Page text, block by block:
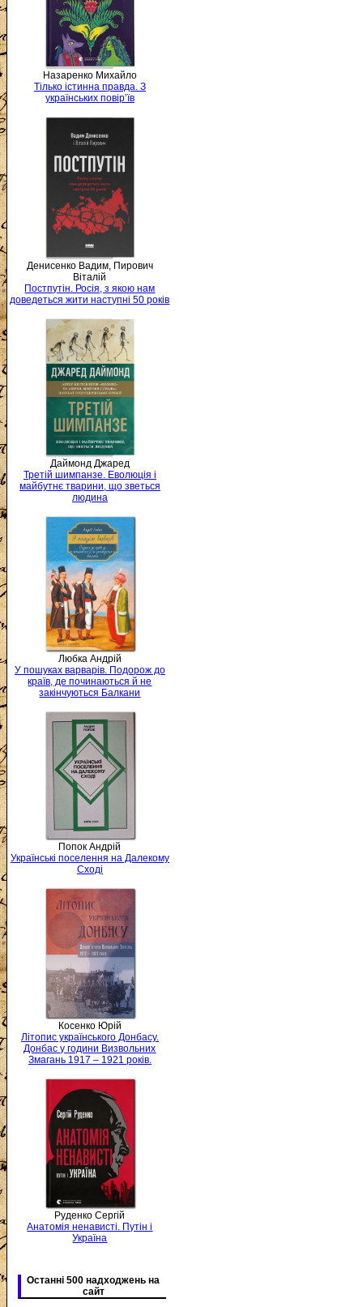
Назаренко Михайло
Тілько істинна правда. З
українських повір’їв
Денисенко Вадим, Пирович
Віталій
Постпутін. Росія, з якою нам
доведеться жити наступні 50 років
Даймонд Джаред
Третій шимпанзе. Еволюція і
майбутнє тварини, що зветься
людина
Любка Андрій
У пошуках варварів. Подорож до
країв, де починаються й не
закінчуються Балкани
Попок Андрій
Українські поселення на Далекому
Сході
Косенко Юрій
Літопис українського Донбасу.
Донбас у години Визвольних
Змагань 1917 – 1921 років.
Руденко Сергій
Анатомія ненависті. Путін і
Україна
Останні 500 надходжень на
сайт